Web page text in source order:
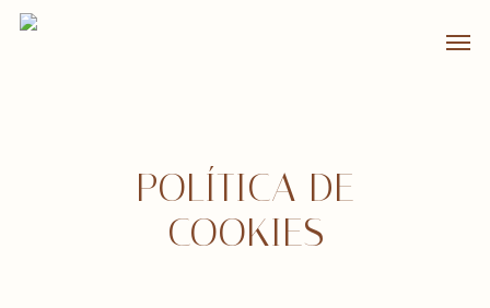
Skip
POLÍTICA DE
COOKIES